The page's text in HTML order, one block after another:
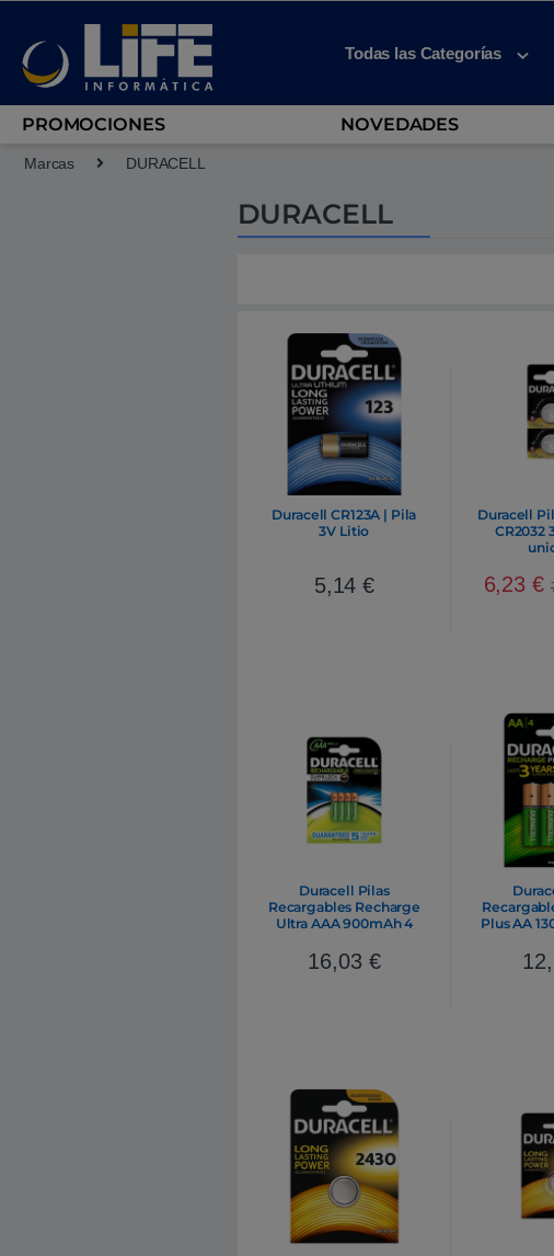
Todas las Categorías
PROMOCIONES NOVEDADES
Marcas DURACELL
DURACELL
Duracell CR123A | Pila
3V Litio
5,14€
Duracell
CR2032
6,23 €
Duracell Pilas
Recargables Recharge
Ultra AAA 900mAh 4
16,03 €
Plus AA